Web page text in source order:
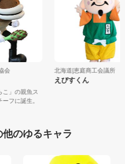
会
こ」の親魚ス
ーフに誕生。
北海道|恵庭商工会議所
えびすくん
のゆるキャラ